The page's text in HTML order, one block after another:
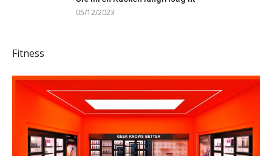
05/12/2023
Fitness